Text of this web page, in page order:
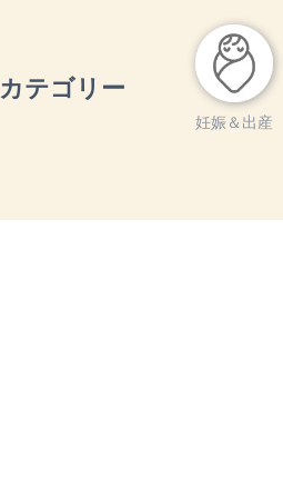
カテゴリー
妊娠＆出産